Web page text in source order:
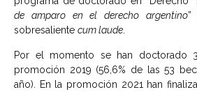
de amparo en el derecho argentino”
sobresaliente cum laude.
Por el momento se han doctorado
promoción 2019 (56,6% de las 53
año). En la promoción 2021 han